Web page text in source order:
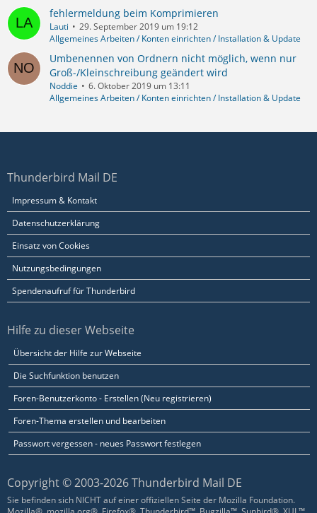
fehlermeldung beim Komprimieren
Lauti
29. September 2019 um 19:12
Allgemeines Arbeiten / Konten einrichten / Installation & Update
Umbenennen von Ordnern nicht möglich, wenn nur
Groß-/Kleinschreibung geändert wird
Noddie
6. Oktober 2019 um 13:11
Allgemeines Arbeiten / Konten einrichten / Installation & Update
Thunderbird Mail DE
Impressum & Kontakt
Datenschutzerklärung
Einsatz von Cookies
Nutzungsbedingungen
Spendenaufruf für Thunderbird
Hilfe zu dieser Webseite
Übersicht der Hilfe zur Webseite
Die Suchfunktion benutzen
Foren-Benutzerkonto - Erstellen (Neu registrieren)
Foren-Thema erstellen und bearbeiten
Passwort vergessen - neues Passwort festlegen
Copyright © 2003-2026 Thunderbird Mail DE
Sie befinden sich NICHT auf einer offiziellen Seite der Mozilla Foundation.